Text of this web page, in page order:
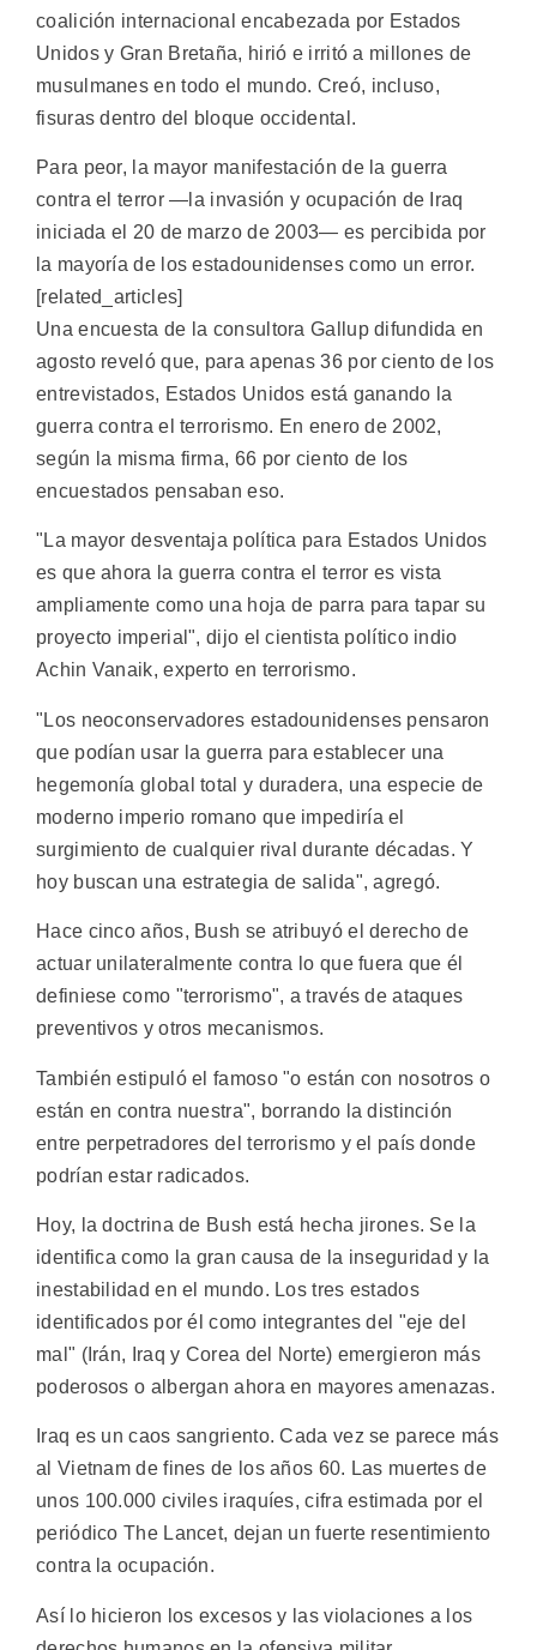
coalición internacional encabezada por Estados
Unidos y Gran Bretaña, hirió e irritó a millones de
musulmanes en todo el mundo. Creó, incluso,
fisuras dentro del bloque occidental.
Para peor, la mayor manifestación de la guerra
contra el terror —la invasión y ocupación de Iraq
iniciada el 20 de marzo de 2003— es percibida por
la mayoría de los estadounidenses como un error.
[related_articles]
Una encuesta de la consultora Gallup difundida en
agosto reveló que, para apenas 36 por ciento de los
entrevistados, Estados Unidos está ganando la
guerra contra el terrorismo. En enero de 2002,
según la misma firma, 66 por ciento de los
encuestados pensaban eso.
"La mayor desventaja política para Estados Unidos
es que ahora la guerra contra el terror es vista
ampliamente como una hoja de parra para tapar su
proyecto imperial", dijo el cientista político indio
Achin Vanaik, experto en terrorismo.
"Los neoconservadores estadounidenses pensaron
que podían usar la guerra para establecer una
hegemonía global total y duradera, una especie de
moderno imperio romano que impediría el
surgimiento de cualquier rival durante décadas. Y
hoy buscan una estrategia de salida", agregó.
Hace cinco años, Bush se atribuyó el derecho de
actuar unilateralmente contra lo que fuera que él
definiese como "terrorismo", a través de ataques
preventivos y otros mecanismos.
También estipuló el famoso "o están con nosotros o
están en contra nuestra", borrando la distinción
entre perpetradores del terrorismo y el país donde
podrían estar radicados.
Hoy, la doctrina de Bush está hecha jirones. Se la
identifica como la gran causa de la inseguridad y la
inestabilidad en el mundo. Los tres estados
identificados por él como integrantes del "eje del
mal" (Irán, Iraq y Corea del Norte) emergieron más
poderosos o albergan ahora en mayores amenazas.
Iraq es un caos sangriento. Cada vez se parece más
al Vietnam de fines de los años 60. Las muertes de
unos 100.000 civiles iraquíes, cifra estimada por el
periódico The Lancet, dejan un fuerte resentimiento
contra la ocupación.
Así lo hicieron los excesos y las violaciones a los